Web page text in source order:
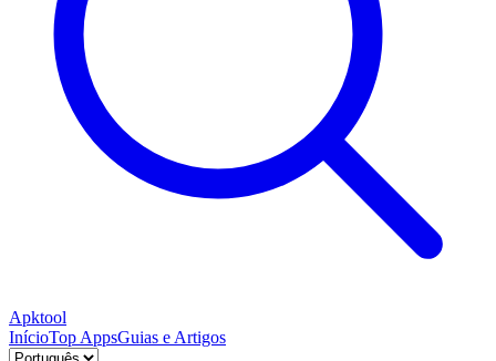
Apktool
InícioTop AppsGuias e Artigos